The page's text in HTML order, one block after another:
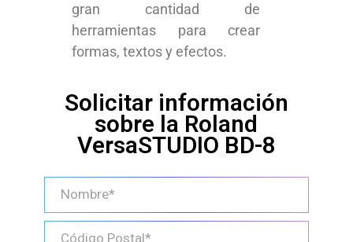
gran cantidad de
herramientas para crear
formas, textos y efectos.
Solicitar información
sobre la Roland
VersaSTUDIO BD-8